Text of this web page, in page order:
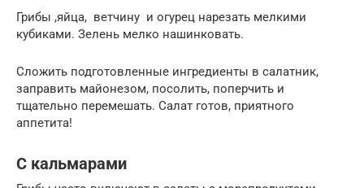
Грибы ,яйца, ветчину и огурец нарезать мелкими
кубиками. Зелень мелко нашинковать.
Сложить подготовленные ингредиенты в салатник,
заправить майонезом, посолить, поперчить и
тщательно перемешать. Салат готов, приятного
аппетита!
С кальмарами